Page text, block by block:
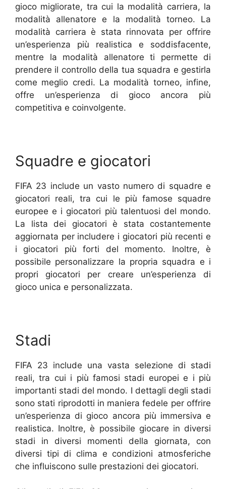
gioco migliorate, tra cui la modalità carriera, la
modalità allenatore e la modalità torneo. La
modalità carriera è stata rinnovata per offrire
un’esperienza più realistica e soddisfacente,
mentre la modalità allenatore ti permette di
prendere il controllo della tua squadra e gestirla
come meglio credi. La modalità torneo, infine,
offre un’esperienza di gioco ancora più
competitiva e coinvolgente.
Squadre e giocatori
FIFA 23 include un vasto numero di squadre e
giocatori reali, tra cui le più famose squadre
europee e i giocatori più talentuosi del mondo.
La lista dei giocatori è stata costantemente
aggiornata per includere i giocatori più recenti e
i giocatori più forti del momento. Inoltre, è
possibile personalizzare la propria squadra e i
propri giocatori per creare un’esperienza di
gioco unica e personalizzata.
Stadi
FIFA 23 include una vasta selezione di stadi
reali, tra cui i più famosi stadi europei e i più
importanti stadi del mondo. I dettagli degli stadi
sono stati riprodotti in maniera fedele per offrire
un’esperienza di gioco ancora più immersiva e
realistica. Inoltre, è possibile giocare in diversi
stadi in diversi momenti della giornata, con
diversi tipi di clima e condizioni atmosferiche
che influiscono sulle prestazioni dei giocatori.